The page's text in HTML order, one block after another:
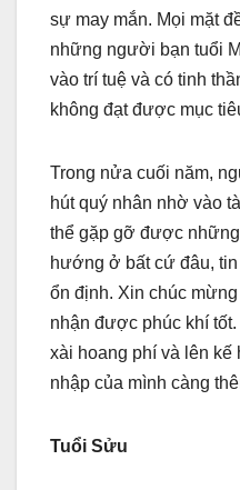
sự may mắn. Mọi mặt
những người bạn tuổi
vào trí tuệ và có tinh
không đạt được mục
Trong nửa cuối năm,
hút quý nhân nhờ vào
thể gặp gỡ được
hướng ở bất cứ đâu,
ổn định. Xin chúc
nhận được phúc khí
xài hoang phí và lên kế
nhập của mình càng
Tuổi Sửu